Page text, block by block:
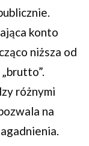
konto
niższa od
różnymi
na